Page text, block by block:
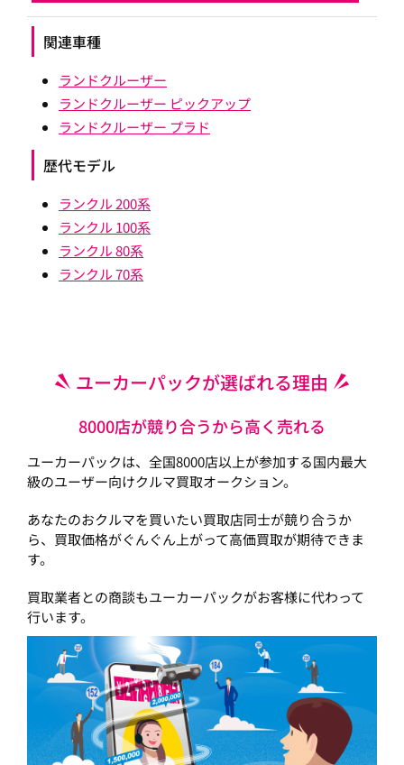
関連車種
ランドクルーザー
ランドクルーザー ピックアップ
ランドクルーザー プラド
歴代モデル
ランクル 200系
ランクル 100系
ランクル 80系
ランクル 70系
ユーカーパックが選ばれる理由
8000店が競り合うから高く売れる
ユーカーパックは、全国8000店以上が参加する国内最大
級のユーザー向けクルマ買取オークション。
あなたのおクルマを買いたい買取店同士が競り合うか
ら、買取価格がぐんぐん上がって高価買取が期待できま
す。
買取業者との商談もユーカーパックがお客様に代わって
行います。